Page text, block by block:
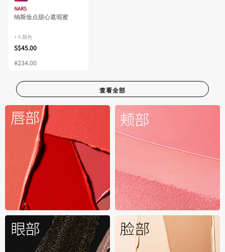
NARS
纳斯妆点甜心遮瑕蜜
+ 6 颜色
S$45.00
¥234.00
查看全部